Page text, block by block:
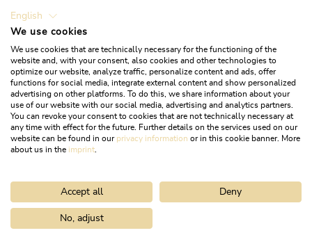
09. Januar 2026
Die häufigsten
Fehleinschätzungen
Romantische Ideen rund um den Valentinstag
English
We use cookies
We use cookies that are technically necessary for the functioning of the
website and, with your consent, also cookies and other technologies to
optimize our website, analyze traffic, personalize content and ads, offer
functions for social media, integrate external content and show personalized
advertising on other platforms. To do this, we share information about your
use of our website with our social media, advertising and analytics partners.
You can revoke your consent to cookies that are not technically necessary at
any time with effect for the future. Further details on the services used on our
website can be found in our privacy information or in this cookie banner. More
about us in the imprint
Accept all Deny
No, adjust